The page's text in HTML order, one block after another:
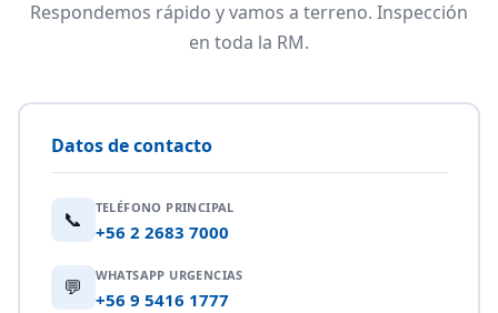
Respondemos rápido y vamos a terreno. Inspección
en toda la RM.
Datos de contacto
📞 TELÉFONO PRINCIPAL
+56 2 2683 7000
💬 WHATSAPP URGENCIAS
+56 9 5416 1777